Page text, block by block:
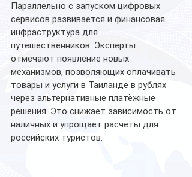
Параллельно с запуском цифровых
сервисов развивается и финансовая
инфраструктура для
путешественников. Эксперты
отмечают появление новых
механизмов, позволяющих оплачивать
товары и услуги в Таиланде в рублях
через альтернативные платёжные
решения. Это снижает зависимость от
наличных и упрощает расчёты для
российских туристов.